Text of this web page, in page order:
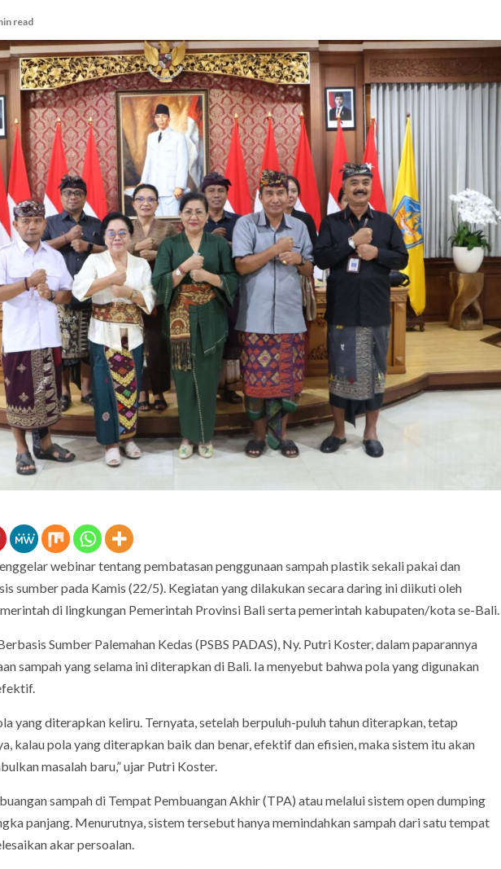
read
webinar tentang pembatasan penggunaan sampah plastik sekali pakai dan
sumber pada Kamis (22/5). Kegiatan yang dilakukan secara daring ini diikuti oleh
di lingkungan Pemerintah Provinsi Bali serta pemerintah kabupaten/kota se-Bali.
Sumber Palemahan Kedas (PSBS PADAS), Ny. Putri Koster, dalam paparannya
sampah yang selama ini diterapkan di Bali. Ia menyebut bahwa pola yang digunakan
yang diterapkan keliru. Ternyata, setelah berpuluh-puluh tahun diterapkan, tetap
kalau pola yang diterapkan baik dan benar, efektif dan efisien, maka sistem itu akan
masalah baru,” ujar Putri Koster.
sampah di Tempat Pembuangan Akhir (TPA) atau melalui sistem open dumping
panjang. Menurutnya, sistem tersebut hanya memindahkan sampah dari satu tempat
akar persoalan.